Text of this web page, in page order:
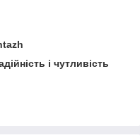
і чутливість